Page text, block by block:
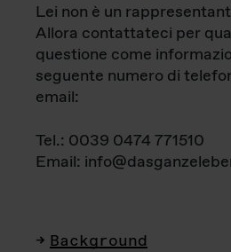
Lei non è un
Allora contattateci per
questione come
seguente numero di
email:
Tel.: 0039 0474 771510
Email:
Background